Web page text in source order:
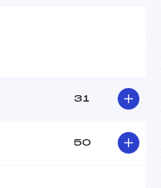
31
50